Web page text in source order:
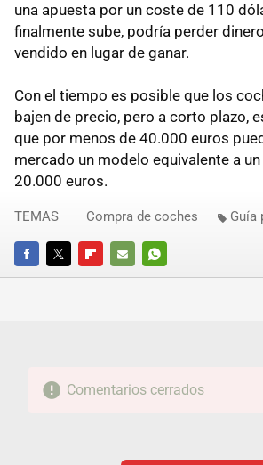
una apuesta por un coste de 110
finalmente sube, podría perder
vendido en lugar de ganar.
Con el tiempo es posible que los
bajen de precio, pero a corto plazo,
que por menos de 40.000 euros
mercado un modelo equivalente a
20.000 euros.
FACEBOOKTWITTERFLIPBOARD
E-
WHATSAPP
TEMAS Compra de coches Guía
Comentarios cerrados